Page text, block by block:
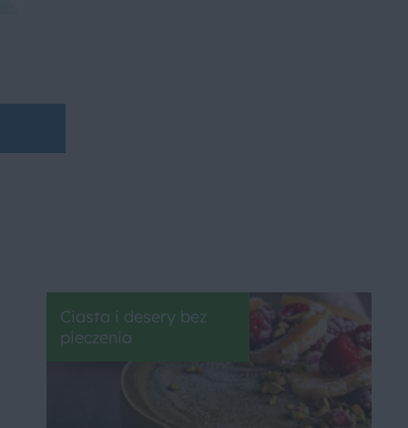
Ciasta i desery bez
pieczenia